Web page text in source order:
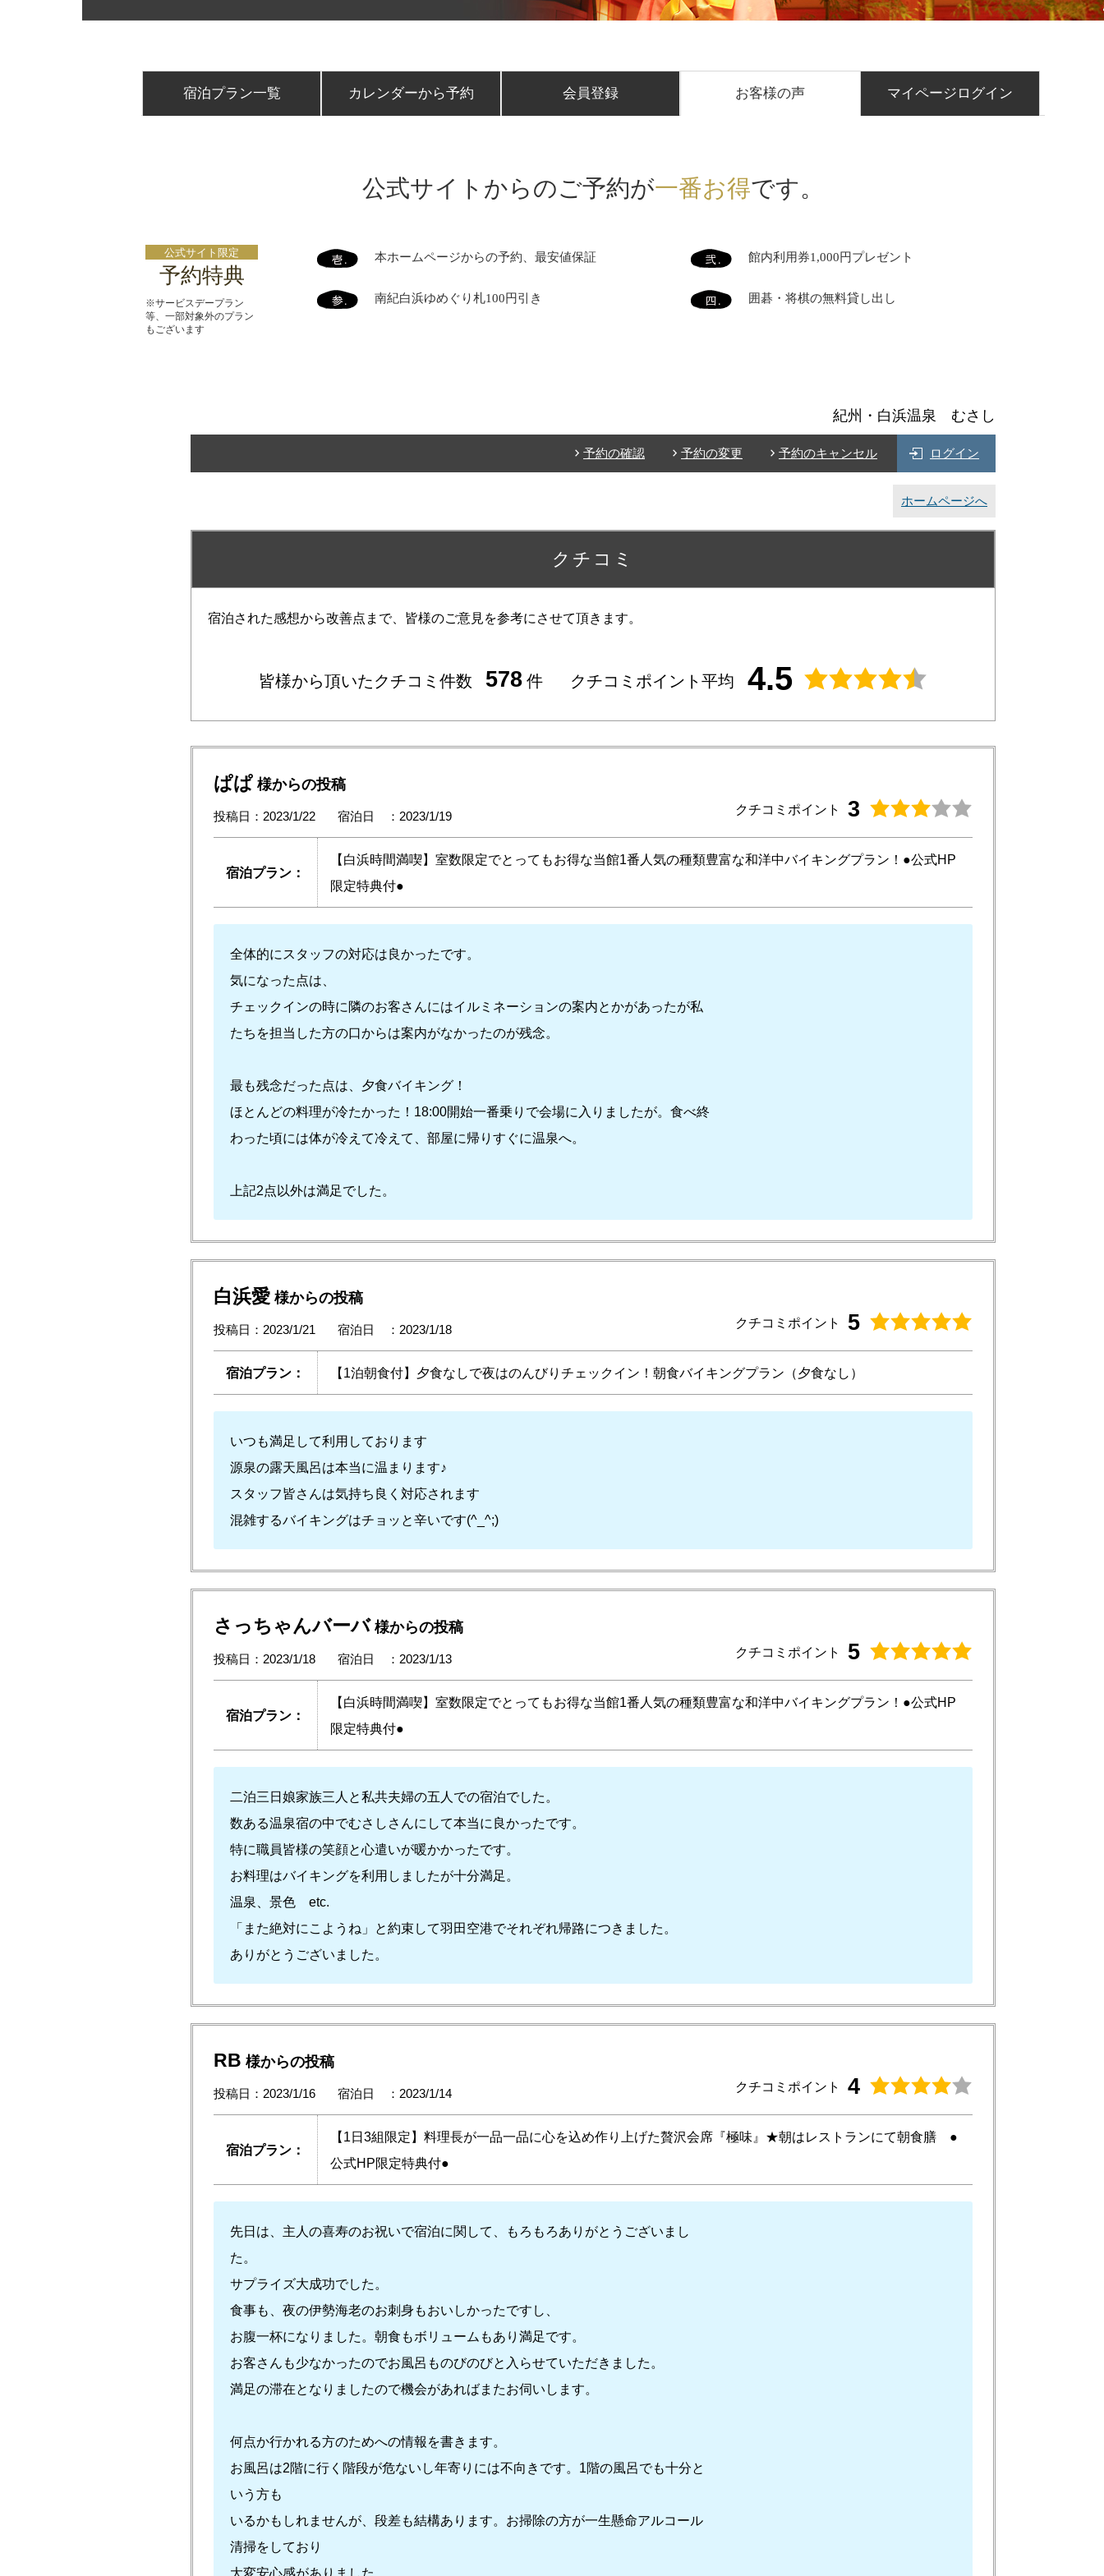
宿泊プラン一覧 カレンダーから予約 会員登録 お客様の声 マイページログイン
公式サイトからのご予約が一番お得です。
公式サイト限定
予約特典
※サービスデープラン
等、一部対象外のプラン
もございます
本ホームページからの予約、最安値保証
南紀白浜ゆめぐり札100円引き
館内利用券1,000円プレゼント
囲碁・将棋の無料貸し出し
紀州・白浜温泉 むさし
予約の確認 予約の変更 予約のキャンセル ログイン
ホームページへ
クチコミ
宿泊された感想から改善点まで、皆様のご意見を参考にさせて頂きます。
皆様から頂いたクチコミ件数 578 件 クチコミポイント平均 4.5
ぱぱ 様からの投稿
投稿日：2023/1/22 宿泊日 ：2023/1/19 クチコミポイント 3
宿泊プラン：
【白浜時間満喫】室数限定でとってもお得な当館1番人気の種類豊富な和洋中バイキングプラン！●公式HP
限定特典付●
全体的にスタッフの対応は良かったです。
気になった点は、
チェックインの時に隣のお客さんにはイルミネーションの案内とかがあったが私
たちを担当した方の口からは案内がなかったのが残念。
最も残念だった点は、夕食バイキング！
ほとんどの料理が冷たかった！18:00開始一番乗りで会場に入りましたが。食べ終
わった頃には体が冷えて冷えて、部屋に帰りすぐに温泉へ。
上記2点以外は満足でした。
白浜愛 様からの投稿
投稿日：2023/1/21 宿泊日 ：2023/1/18 クチコミポイント 5
宿泊プラン： 【1泊朝食付】夕食なしで夜はのんびりチェックイン！朝食バイキングプラン（夕食なし）
いつも満足して利用しております
源泉の露天風呂は本当に温まります♪
スタッフ皆さんは気持ち良く対応されます
混雑するバイキングはチョッと辛いです(^_^;)
さっちゃんバーバ 様からの投稿
投稿日：2023/1/18 宿泊日 ：2023/1/13 クチコミポイント 5
宿泊プラン：
【白浜時間満喫】室数限定でとってもお得な当館1番人気の種類豊富な和洋中バイキングプラン！●公式HP
限定特典付●
二泊三日娘家族三人と私共夫婦の五人での宿泊でした。
数ある温泉宿の中でむさしさんにして本当に良かったです。
特に職員皆様の笑顔と心遣いが暖かかったです。
お料理はバイキングを利用しましたが十分満足。
温泉、景色 etc.
「また絶対にこようね」と約束して羽田空港でそれぞれ帰路につきました。
ありがとうございました。
RB 様からの投稿
投稿日：2023/1/16 宿泊日 ：2023/1/14 クチコミポイント 4
宿泊プラン：
【1日3組限定】料理長が一品一品に心を込め作り上げた贅沢会席『極味』★朝はレストランにて朝食膳 ●
公式HP限定特典付●
先日は、主人の喜寿のお祝いで宿泊に関して、もろもろありがとうございまし
た。
サプライズ大成功でした。
食事も、夜の伊勢海老のお刺身もおいしかったですし、
お腹一杯になりました。朝食もボリュームもあり満足です。
お客さんも少なかったのでお風呂ものびのびと入らせていただきました。
満足の滞在となりましたので機会があればまたお伺いします。
何点か行かれる方のためへの情報を書きます。
お風呂は2階に行く階段が危ないし年寄りには不向きです。1階の風呂でも十分と
いう方も
いるかもしれませんが、段差も結構あります。お掃除の方が一生懸命アルコール
清掃をしており
大変安心感がありました。